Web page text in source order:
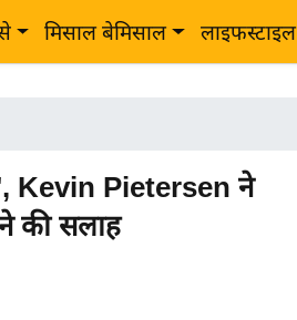
मिसाल बेमिसाल लाइफस्टाइल
Kevin Pietersen ने
की सलाह